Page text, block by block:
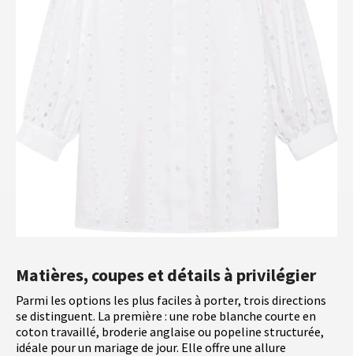
Matières, coupes et détails à privilégier
Parmi les options les plus faciles à porter, trois directions
se distinguent. La première : une robe blanche courte en
coton travaillé, broderie anglaise ou popeline structurée,
idéale pour un mariage de jour. Elle offre une allure